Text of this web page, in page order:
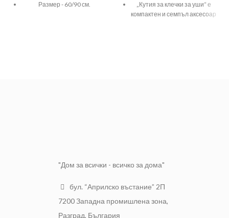
Размер - 60/90 см.
„Кутия за клечки за уши“ е
компактен и семпъл аксесоар
"Дом за всички - всичко за дома"
бул. “Априлско въстание” 2П
7200 Западна промишлена зона,
Разград, България